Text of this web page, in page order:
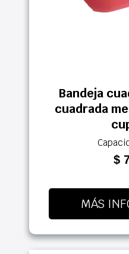
Bandeja
cuadrada
$
MÁS